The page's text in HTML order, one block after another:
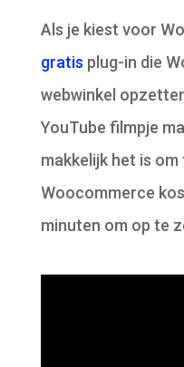
Als je kiest voor
gratis plug-in die
webwinkel
YouTube filmpje
makkelijk het is
Woocommerce
minuten om op te